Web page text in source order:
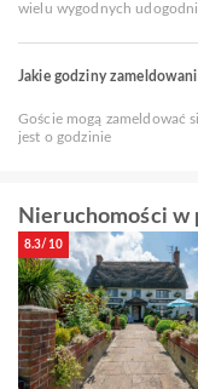
wielu wygodnych
Jakie godziny
Goście mogą zameldować
jest o godzinie
Nieruchomości w
8.3/10